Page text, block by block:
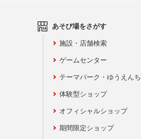
あそび場をさがす
施設・店舗検索
ゲームセンター
テーマパーク・ゆうえんち
体験型ショップ
オフィシャルショップ
期間限定ショップ